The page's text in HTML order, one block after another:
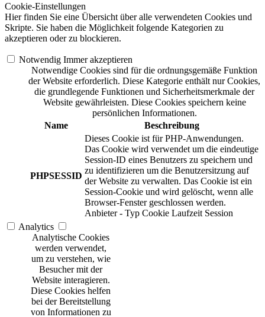
Cookie-Einstellungen
Hier finden Sie eine Übersicht über alle verwendeten Cookies und
Skripte. Sie haben die Möglichkeit folgende Kategorien zu
akzeptieren oder zu blockieren.
Notwendig Immer akzeptieren
Notwendige Cookies sind für die ordnungsgemäße Funktion
der Website erforderlich. Diese Kategorie enthält nur Cookies,
die grundlegende Funktionen und Sicherheitsmerkmale der
Website gewährleisten. Diese Cookies speichern keine
persönlichen Informationen.
Name
Beschreibung
PHPSESSID
Dieses Cookie ist für PHP-Anwendungen.
Das Cookie wird verwendet um die eindeutige
Session-ID eines Benutzers zu speichern und
zu identifizieren um die Benutzersitzung auf
der Website zu verwalten. Das Cookie ist ein
Session-Cookie und wird gelöscht, wenn alle
Browser-Fenster geschlossen werden.
Anbieter - Typ Cookie Laufzeit Session
Analytics
Analytische Cookies
werden verwendet,
um zu verstehen, wie
Besucher mit der
Website interagieren.
Diese Cookies helfen
bei der Bereitstellung
von Informationen zu